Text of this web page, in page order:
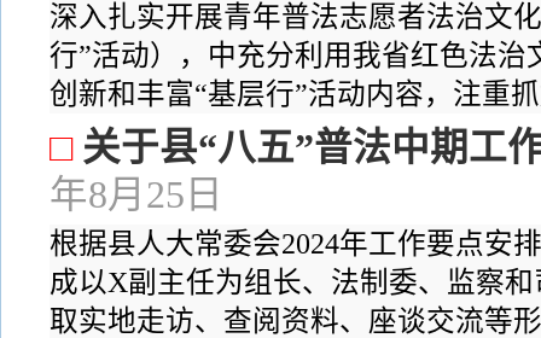
深入扎实开展青年普法志愿者法治文
行”活动），中充分利用我省红色法
创新和丰富“基层行”活动内容，注重
□ 关于县“八五”普法中期工
年8月25日
根据县人大常委会2024年工作要点安
成以X副主任为组长、法制委、监察
取实地走访、查阅资料、座谈交流等